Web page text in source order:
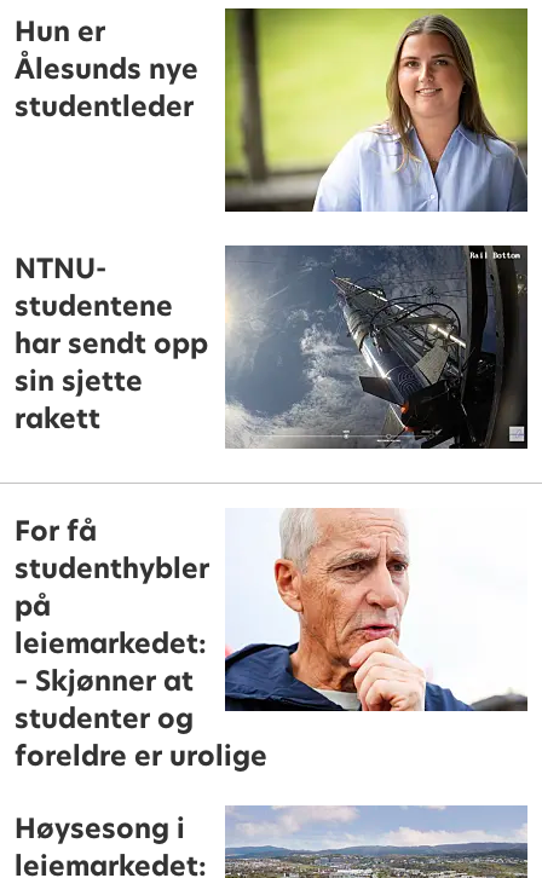
Hun er
Ålesunds nye
studentleder
NTNU-
studentene
har sendt opp
sin sjette
rakett
For få
studenthybler
på
leiemarkedet:
– Skjønner at
studenter og
foreldre er urolige
Høysesong i
leiemarkedet: